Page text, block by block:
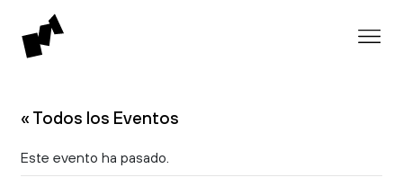
« Todos los Eventos
Este evento ha pasado.